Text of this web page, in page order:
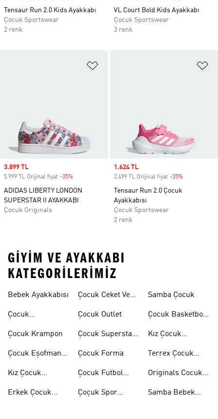
Tensaur Run 2.0 Kids Ayakkabı
Çocuk Sportswear
2 renk
VL Court Bold Kids Ayakkabı
Çocuk Sportswear
3 renk
Sale price
3.899 TL
5.999 TL Orijinal fiyat -35%
ADIDAS LIBERTY LONDON
SUPERSTAR II AYAKKABI
Çocuk Originals
Sale price
1.624 TL
2.499 TL Orijinal fiyat -35%
Tensaur Run 2.0 Çocuk
Ayakkabısı
Çocuk Sportswear
2 renk
GIYIM VE AYAKKABI
KATEGORILERIMIZ
Bebek Ayakkabısı
Çocuk
Çocuk Krampon
Çocuk Eşofman
Kız Çocuk
Erkek Çocuk
Çocuk Ceket Ve
Çocuk Outlet
Çocuk Superstar
Çocuk Forma
Çocuk Futbol
Çoçuk Spor
Samba Çocuk
Çocuk Basketbol
Kız Çocuk
Terrex Çocuk
Originals Cocuk
Samba Bebek